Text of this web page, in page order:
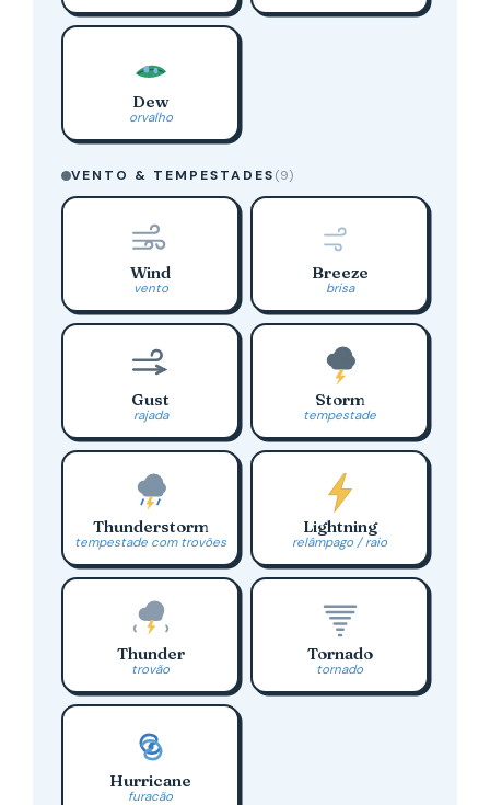
Dew
orvalho
VENTO & TEMPESTADES(9)
Wind
vento
Breeze
brisa
Gust
rajada
Storm
tempestade
Thunderstorm
tempestade com trovões
Lightning
relâmpago / raio
Thunder
trovão
Tornado
tornado
Hurricane
furacão